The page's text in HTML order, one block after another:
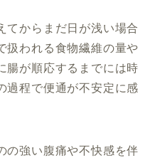
てからまだ日が浅い場合
扱われる食物繊維の量や
腸が順応するまでには時
過程で便通が不安定に感
の強い腹痛や不快感を伴